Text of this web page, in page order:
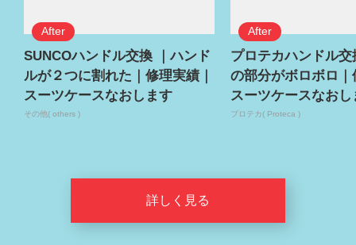
SUNCOハンドル交換 ｜ハンド
ルが２つに割れた｜修理実績｜
スーツケースなおします
その他( others )
プロテカハンドル
の部分がボロボロ｜
スーツケースなおし
プロテカ( Proteca )
詳しく見る